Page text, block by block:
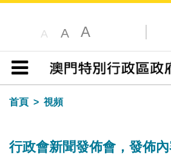
A A A
目錄
首頁
視頻
行政會新聞發佈會，發佈